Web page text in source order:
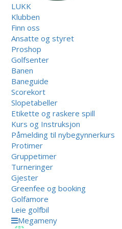
LUKK
Klubben
Finn oss
Ansatte og styret
Proshop
Golfsenter
Banen
Baneguide
Scorekort
Slopetabeller
Etikette og raskere spill
Kurs og Instruksjon
Påmelding til nybegynnerkurs
Protimer
Gruppetimer
Turneringer
Gjester
Greenfee og booking
Golfamore
Leie golfbil
Megameny